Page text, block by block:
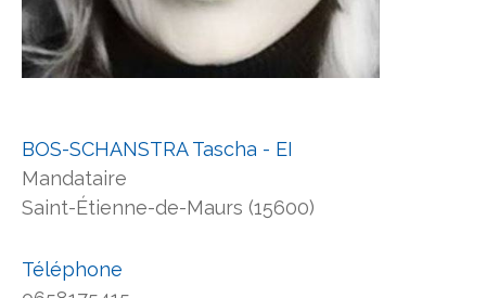
BOS-SCHANSTRA Tascha - EI
Mandataire
Saint-Étienne-de-Maurs (15600)
Téléphone